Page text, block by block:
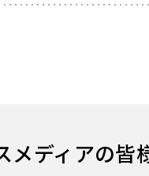
メディアの皆